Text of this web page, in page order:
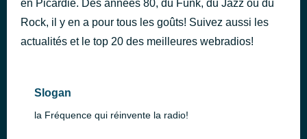
en Picardie. Des années 80, du Funk, du Jazz ou du
Rock, il y en a pour tous les goûts! Suivez aussi les
actualités et le top 20 des meilleures webradios!
Slogan
la Fréquence qui réinvente la radio!